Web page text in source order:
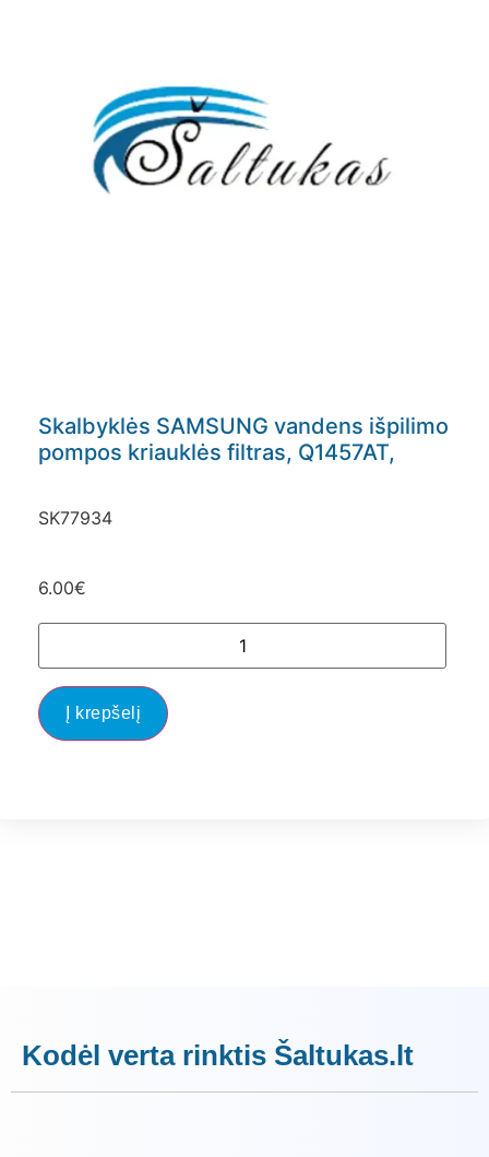
Skalbyklės SAMSUNG vandens išpilimo
pompos kriauklės filtras, Q1457AT,
SK77934
6.00€
Į krepšelį
Kodėl verta rinktis Šaltukas.lt